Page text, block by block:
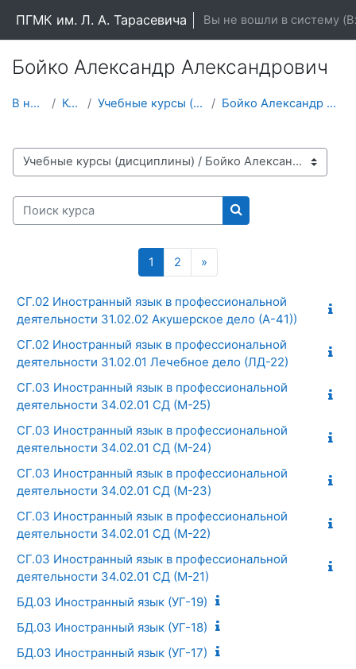
ПГМК им. Л. А. Тарасевича Вы не вошли в систему (
Бойко Александр Александрович
В начало Курсы Учебные курсы (дисциплины) Бойко Александр Александрович
Категории курсов
Поиск курса
Поиск курса
1 Страница 1
2 Страница 2
»
СГ.02 Иностранный язык в профессиональной
деятельности 31.02.02 Акушерское дело (А-41))
СГ.02 Иностранный язык в профессиональной
деятельности 31.02.01 Лечебное дело (ЛД-22)
СГ.03 Иностранный язык в профессиональной
деятельности 34.02.01 СД (М-25)
СГ.03 Иностранный язык в профессиональной
деятельности 34.02.01 СД (М-24)
СГ.03 Иностранный язык в профессиональной
деятельности 34.02.01 СД (М-23)
СГ.03 Иностранный язык в профессиональной
деятельности 34.02.01 СД (М-22)
СГ.03 Иностранный язык в профессиональной
деятельности 34.02.01 СД (М-21)
БД.03 Иностранный язык (УГ-19)
БД.03 Иностранный язык (УГ-18)
БД.03 Иностранный язык (УГ-17)